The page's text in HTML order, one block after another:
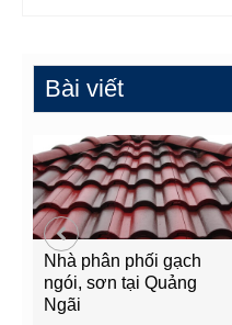
Bài viết
Nhà phân phối gạch
ngói, sơn tại Quảng
Ngãi